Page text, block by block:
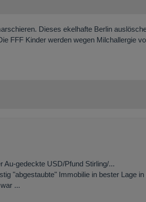
Dieses ekelhafte Berlin
FFF Kinder werden wegen Milchallergie
Au-gedeckte USD/Pfund Stirling/...
"abgestaubte" Immobilie in bester Lage
...